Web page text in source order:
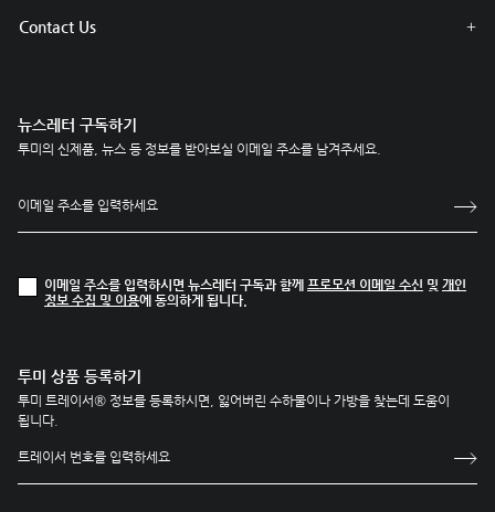
Contact Us
뉴스레터 구독하기
투미의 신제품, 뉴스 등 정보를 받아보실 이메일 주소를 남겨주세요.
이메일 주소를 입력하시면 뉴스레터 구독과 함께 프로모션 이메일 수신 및 개인
정보 수집 및 이용에 동의하게 됩니다.
투미 상품 등록하기
투미 트레이서® 정보를 등록하시면, 잃어버린 수하물이나 가방을 찾는데 도움이
됩니다.